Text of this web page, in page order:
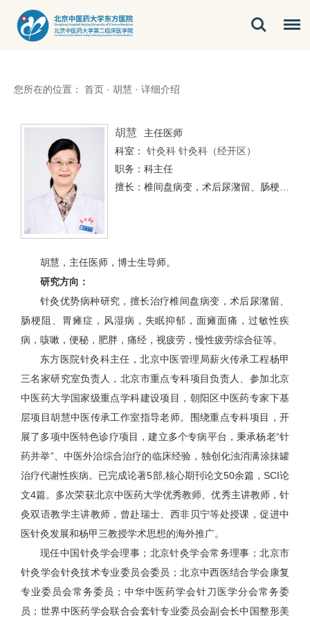
您所在的位置： 首页 · 胡慧 · 详细介绍
胡慧
主任医师
科室： 针灸科 针灸科（经开区）
职务：科主任
胡慧，主任医师，博士生导师。
研究方向：
针灸优势病种研究，擅长治疗椎间盘病变，术后尿潴留、
肠梗阻、胃瘫症，风湿病，失眠抑郁，面瘫面痛，过敏性疾
病，咳嗽，便秘，肥胖，痛经，视疲劳，慢性疲劳综合征等。
东方医院针灸科主任，北京中医管理局薪火传承工程杨甲
三名家研究室负责人，北京市重点专科项目负责人、参加北京
中医药大学国家级重点学科建设项目，朝阳区中医药专家下基
层项目胡慧中医传承工作室指导老师。围绕重点专科项目，开
展了多项中医特色诊疗项目，建立多个专病平台，秉承杨老“针
药并举”、中医外治综合治疗的临床经验，独创化浊消满涂抹罐
治疗代谢性疾病。已完成论著5部,核心期刊论文50余篇，SCI论
文4篇。多次荣获北京中医药大学优秀教师、优秀主讲教师，针
灸双语教学主讲教师，曾赴瑞士、西非贝宁等处授课，促进中
医针灸发展和杨甲三教授学术思想的海外推广。
现任中国针灸学会理事；北京针灸学会常务理事；北京市
针灸学会针灸技术专业委员会委员；北京中西医结合学会康复
专业委员会常务委员；中华中医药学会针刀医学分会常务委
员；世界中医药学会联合会套针专业委员会副会长中国整形美